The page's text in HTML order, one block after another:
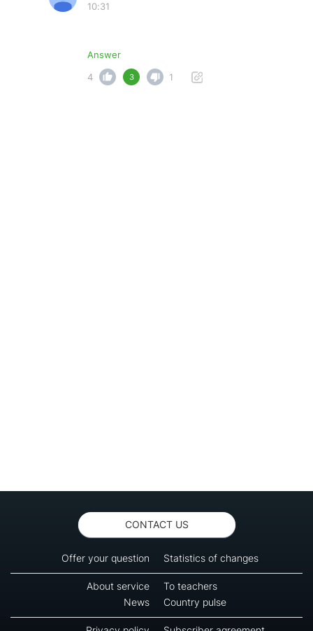
10:31
Answer
4
3 1
CONTACT US
Offer your question Statistics of changes
About service
To teachers
News
Country pulse